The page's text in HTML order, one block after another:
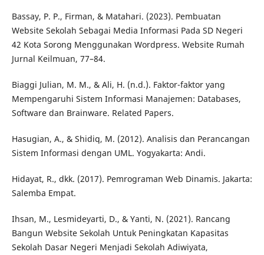
Bassay, P. P., Firman, & Matahari. (2023). Pembuatan
Website Sekolah Sebagai Media Informasi Pada SD Negeri
42 Kota Sorong Menggunakan Wordpress. Website Rumah
Jurnal Keilmuan, 77–84.
Biaggi Julian, M. M., & Ali, H. (n.d.). Faktor-faktor yang
Mempengaruhi Sistem Informasi Manajemen: Databases,
Software dan Brainware. Related Papers.
Hasugian, A., & Shidiq, M. (2012). Analisis dan Perancangan
Sistem Informasi dengan UML. Yogyakarta: Andi.
Hidayat, R., dkk. (2017). Pemrograman Web Dinamis. Jakarta:
Salemba Empat.
Ihsan, M., Lesmideyarti, D., & Yanti, N. (2021). Rancang
Bangun Website Sekolah Untuk Peningkatan Kapasitas
Sekolah Dasar Negeri Menjadi Sekolah Adiwiyata,